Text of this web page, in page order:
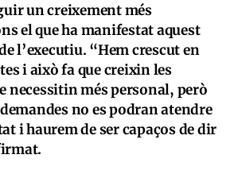
un creixement més
el que ha manifestat aquest
l’executiu. “Hem crescut en
i això fa que creixin les
necessitin més personal, però
no es podran atendre
i haurem de ser capaços de dir